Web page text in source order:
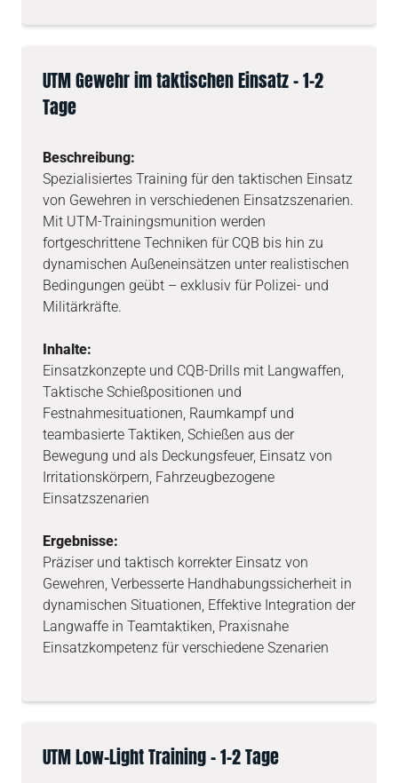
UTM Gewehr im taktischen Einsatz – 1-2
Tage
Beschreibung:
Spezialisiertes Training für den taktischen Einsatz
von Gewehren in verschiedenen Einsatzszenarien.
Mit UTM-Trainingsmunition werden
fortgeschrittene Techniken für CQB bis hin zu
dynamischen Außeneinsätzen unter realistischen
Bedingungen geübt – exklusiv für Polizei- und
Militärkräfte.
Inhalte:
Einsatzkonzepte und CQB-Drills mit Langwaffen,
Taktische Schießpositionen und
Festnahmesituationen, Raumkampf und
teambasierte Taktiken, Schießen aus der
Bewegung und als Deckungsfeuer, Einsatz von
Irritationskörpern, Fahrzeugbezogene
Einsatzszenarien
Ergebnisse:
Präziser und taktisch korrekter Einsatz von
Gewehren, Verbesserte Handhabungssicherheit in
dynamischen Situationen, Effektive Integration der
Langwaffe in Teamtaktiken, Praxisnahe
Einsatzkompetenz für verschiedene Szenarien
UTM Low-Light Training – 1-2 Tage